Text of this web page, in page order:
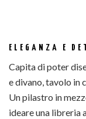
ELEGANZA E
Capita di poter
e divano, tavolo in
Un pilastro in
ideare una libreria